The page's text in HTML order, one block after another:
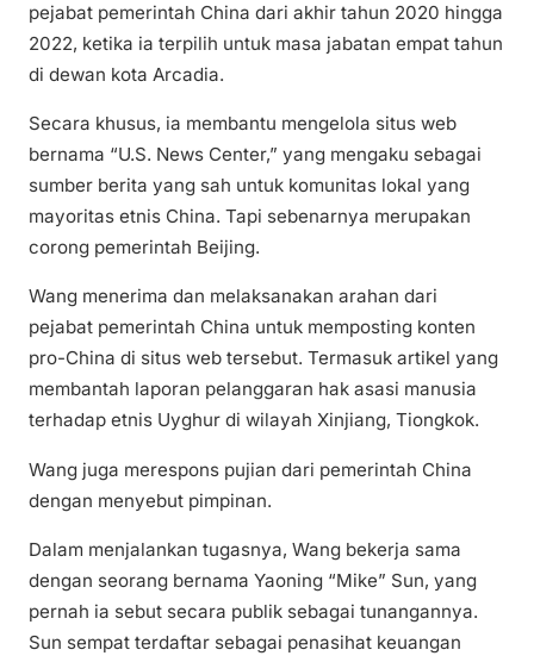
pejabat pemerintah China dari akhir tahun 2020 hingga
2022, ketika ia terpilih untuk masa jabatan empat tahun
di dewan kota Arcadia.
Secara khusus, ia membantu mengelola situs web
bernama “U.S. News Center,” yang mengaku sebagai
sumber berita yang sah untuk komunitas lokal yang
mayoritas etnis China. Tapi sebenarnya merupakan
corong pemerintah Beijing.
Wang menerima dan melaksanakan arahan dari
pejabat pemerintah China untuk memposting konten
pro-China di situs web tersebut. Termasuk artikel yang
membantah laporan pelanggaran hak asasi manusia
terhadap etnis Uyghur di wilayah Xinjiang, Tiongkok.
Wang juga merespons pujian dari pemerintah China
dengan menyebut pimpinan.
Dalam menjalankan tugasnya, Wang bekerja sama
dengan seorang bernama Yaoning “Mike” Sun, yang
pernah ia sebut secara publik sebagai tunangannya.
Sun sempat terdaftar sebagai penasihat keuangan